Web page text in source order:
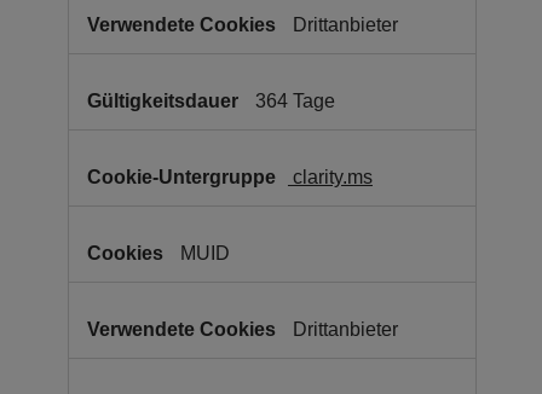
Drittanbieter
364 Tage
clarity.ms
MUID
Drittanbieter